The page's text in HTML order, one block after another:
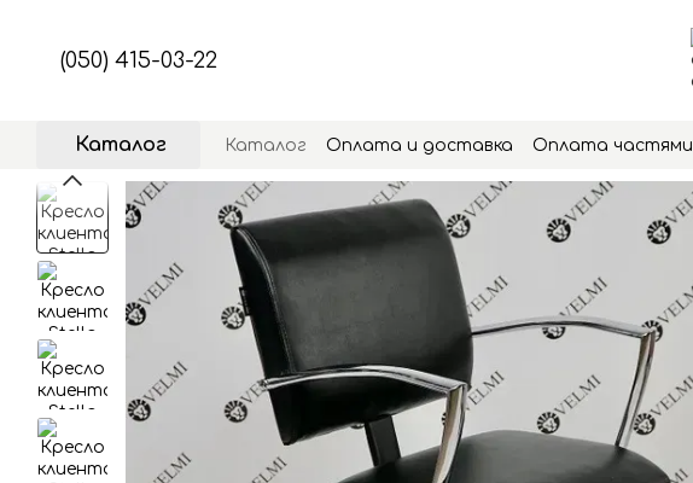
(050) 415-03-22
Каталог Каталог Оплата и доставка Оплата частями